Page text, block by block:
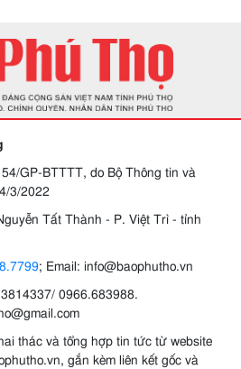
GP-BTTTT, do Bộ Thông tin và
3/2022
Tất Thành - P. Việt Trì - tỉnh
; Email: info@baophutho.vn
0966.683988.
thác và tổng hợp tin tức từ website
gắn kèm liên kết gốc và